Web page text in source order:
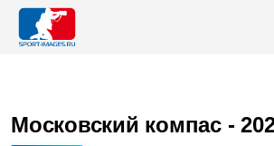
Московский компас -